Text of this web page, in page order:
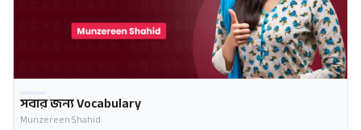
সবার জন্য Vocabulary
Munzereen Shahid